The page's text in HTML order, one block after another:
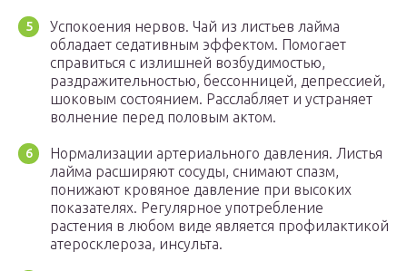
Успокоения нервов. Чай из листьев лайма
обладает седативным эффектом. Помогает
справиться с излишней возбудимостью,
раздражительностью, бессонницей, депрессией,
шоковым состоянием. Расслабляет и устраняет
волнение перед половым актом.
Нормализации артериального давления. Листья
лайма расширяют сосуды, снимают спазм,
понижают кровяное давление при высоких
показателях. Регулярное употребление
растения в любом виде является профилактикой
атеросклероза, инсульта.